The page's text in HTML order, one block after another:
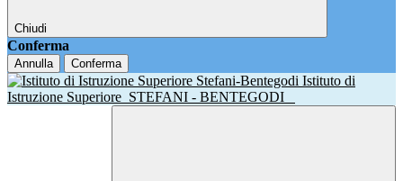
Chiudi
Conferma
Annulla Conferma
Istituto di
Istruzione Superiore STEFANI - BENTEGODI